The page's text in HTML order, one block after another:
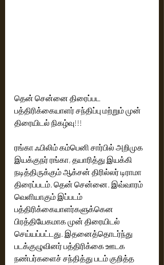
தென் சென்னை திரைப்பட
பத்திரிக்கையாளர் சந்திப்பு மற்றும் முன்
திரையிடல் நிகழ்வு!!!
ரங்கா ஃபிலிம் கம்பெனி சார்பில் அறிமுக
இயக்குநர் ரங்கா, தயாரித்து இயக்கி
நடித்திருக்கும் ஆக்சன் திரில்லர் டிராமா
திரைப்படம். தென் சென்னை. இவ்வாரம்
வெளியாகும் இப்படம்
பத்திரிக்கையாளர்களுக்கென
பிரத்தியேகமாக முன் திரையிடல்
செய்யப்பட்டது. இதனைத்தொடர்ந்து
படக்குழுவினர் பத்திரிக்கை ஊடக
நண்பர்களைச் சந்தித்து படம் குறித்த